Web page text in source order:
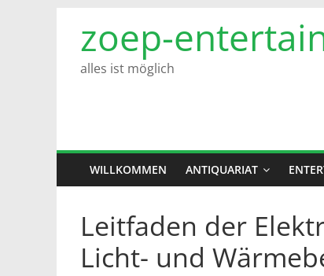
Inhalt
springen
zoep-
alles ist möglich
WILLKOMMEN ANTIQUARIAT
Leitfaden der
Licht- und